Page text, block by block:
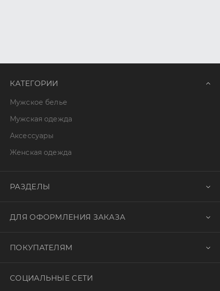
КАТЕГОРИИ
Мужское белье
Мужская одежда
Аксессуары
Женская одежда
РАЗДЕЛЫ
ДЛЯ ОФОРМЛЕНИЯ ЗАКАЗА
ПОКУПАТЕЛЯМ
СОЦИАЛЬНЫЕ СЕТИ